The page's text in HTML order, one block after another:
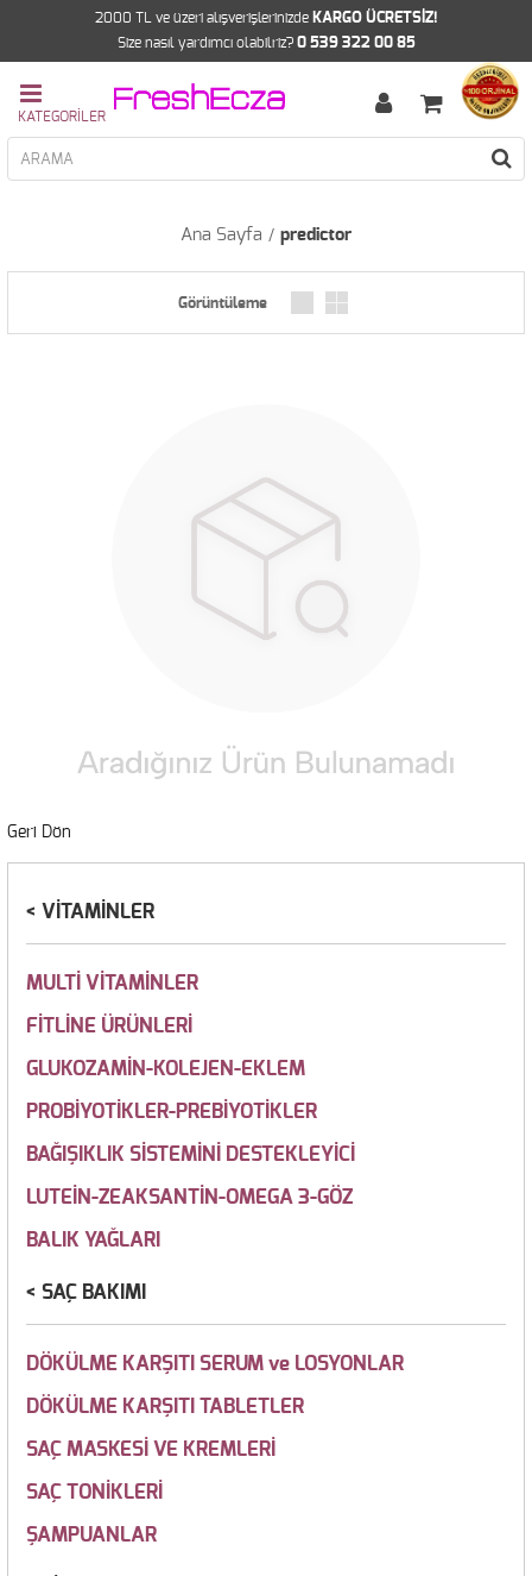
2000 TL ve üzeri alışverişlerinizde KARGO ÜCRETSİZ!
Size nasıl yardımcı olabilriz? 0 539 322 00 85
Ana Sayfa predictor
Geri Dön
VİTAMİNLER
MULTİ VİTAMİNLER
FİTLİNE ÜRÜNLERİ
GLUKOZAMİN-KOLEJEN-EKLEM
PROBİYOTİKLER-PREBİYOTİKLER
BAĞIŞIKLIK SİSTEMİNİ DESTEKLEYİCİ
LUTEİN-ZEAKSANTİN-OMEGA 3-GÖZ
BALIK YAĞLARI
SAÇ BAKIMI
DÖKÜLME KARŞITI SERUM ve LOSYONLAR
DÖKÜLME KARŞITI TABLETLER
SAÇ MASKESİ VE KREMLERİ
SAÇ TONİKLERİ
ŞAMPUANLAR